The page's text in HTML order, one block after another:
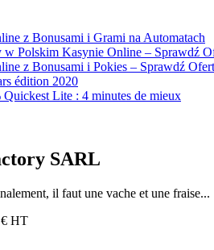
z Bonusami i Grami na Automatach
Polskim Kasynie Online – Sprawdź
z Bonusami i Pokies – Sprawdź
édition 2020
Lite : 4 minutes de mieux
SARL
il faut une vache et une fraise...
€ HT